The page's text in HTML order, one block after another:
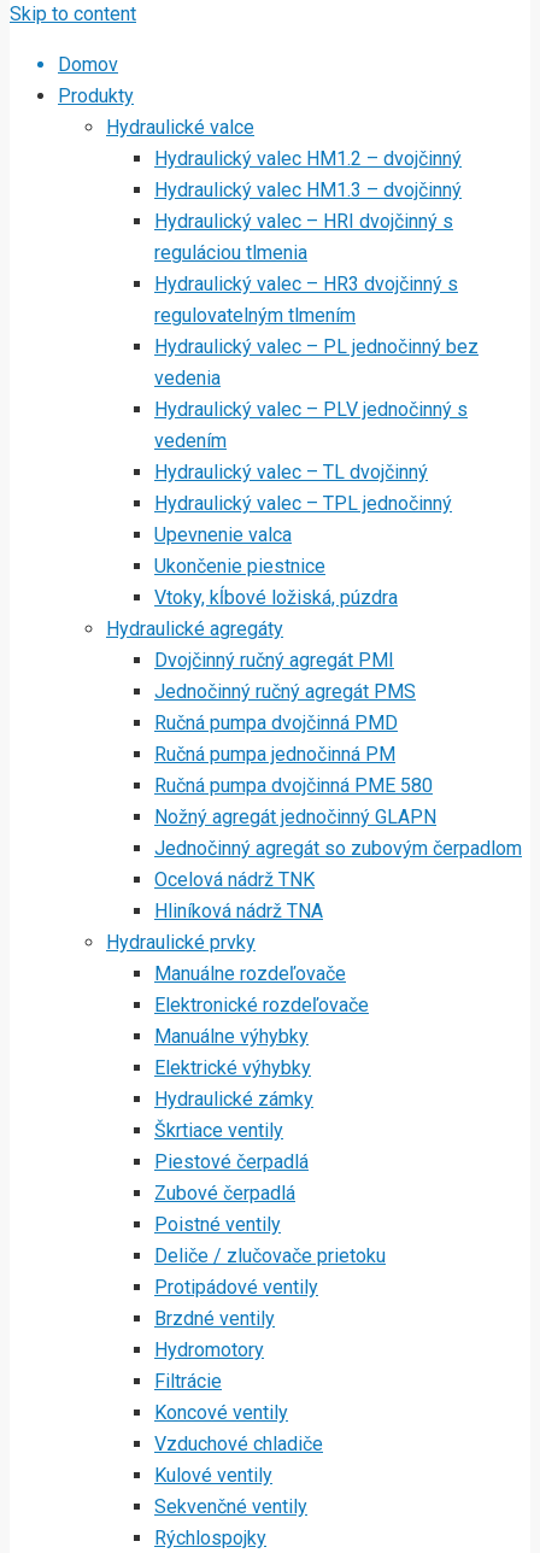
Skip to content
Domov
Produkty
Hydraulické valce
Hydraulický valec HM1.2 – dvojčinný
Hydraulický valec HM1.3 – dvojčinný
Hydraulický valec – HRI dvojčinný s
reguláciou tlmenia
Hydraulický valec – HR3 dvojčinný s
regulovatelným tlmením
Hydraulický valec – PL jednočinný bez
vedenia
Hydraulický valec – PLV jednočinný s
vedením
Hydraulický valec – TL dvojčinný
Hydraulický valec – TPL jednočinný
Upevnenie valca
Ukončenie piestnice
Vtoky, kĺbové ložiská, púzdra
Hydraulické agregáty
Dvojčinný ručný agregát PMI
Jednočinný ručný agregát PMS
Ručná pumpa dvojčinná PMD
Ručná pumpa jednočinná PM
Ručná pumpa dvojčinná PME 580
Nožný agregát jednočinný GLAPN
Jednočinný agregát so zubovým čerpadlom
Ocelová nádrž TNK
Hliníková nádrž TNA
Hydraulické prvky
Manuálne rozdeľovače
Elektronické rozdeľovače
Manuálne výhybky
Elektrické výhybky
Hydraulické zámky
Škrtiace ventily
Piestové čerpadlá
Zubové čerpadlá
Poistné ventily
Deliče / zlučovače prietoku
Protipádové ventily
Brzdné ventily
Hydromotory
Filtrácie
Koncové ventily
Vzduchové chladiče
Kulové ventily
Sekvenčné ventily
Rýchlospojky